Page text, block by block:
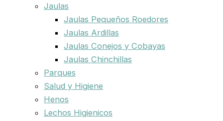
Jaulas
Jaulas Pequeños Roedores
Jaulas Ardillas
Jaulas Conejos y Cobayas
Jaulas Chinchillas
Parques
Salud y Higiene
Henos
Lechos Higienicos